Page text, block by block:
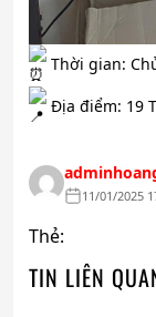
Thời gian:
Địa điểm: 19
11/01/2025
Thẻ:
TIN LIÊN